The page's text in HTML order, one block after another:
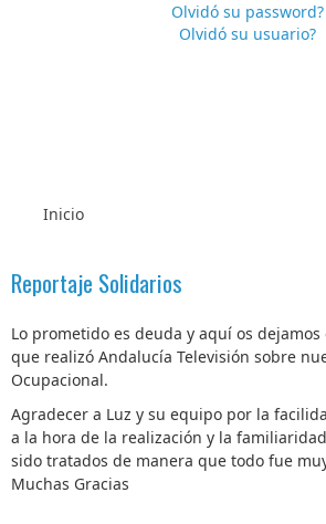
Olvidó su password?
Olvidó su usuario?
Inicio
Reportaje Solidarios
Lo prometido es deuda y aquí os
que realizó Andalucía Televisión sobre
Ocupacional.
Agradecer a Luz y su equipo por la
a la hora de la realización y la
sido tratados de manera que todo fue
Muchas Gracias